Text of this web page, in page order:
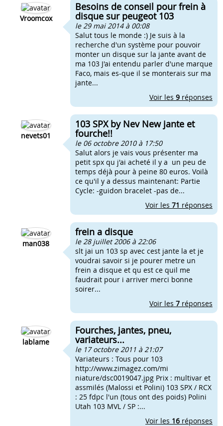
Vroomcox
Besoins de conseil pour frein à
disque sur peugeot 103
le 29 mai 2014 à 00:08
Salut tous le monde :) Je suis à la
recherche d'un système pour pouvoir
monter un disque sur la jante avant de
ma 103 J'ai entendu parler d'une marque
Faco, mais es-que il se monterais sur ma
jante...
Voir les 9 réponses
nevets01
103 SPX by Nev New jante et
fourche!!
le 06 octobre 2010 à 17:50
Salut alors je vais vous présenter ma
petit spx qu j'ai acheté il y a un peu de
temps déjà pour à peine 80 euros. Voilà
ce qu'il y a dessus maintenant: Partie
Cycle: -guidon bracelet -pas de...
Voir les 71 réponses
man038
frein a disque
le 28 juillet 2006 à 22:06
slt jai un 103 sp avec cest jante la et je
voudrai savoir si je pourer metre un
frein a disque et qu est ce quil me
faudrait pour i arriver merci bonne
soirer...
Voir les 7 réponses
lablame
Fourches, jantes, pneu,
variateurs...
le 17 octobre 2011 à 21:07
Variateurs : Tous pour 103
http://www.zimagez.com/mi
niature/dsc0019047.jpg Prix : multivar et
assmilés (Malossi et Polini) 103 SPX / RCX
: 25 fdpc l'un (tous ont des poids) Polini
Utah 103 MVL / SP :...
Voir les 16 réponses